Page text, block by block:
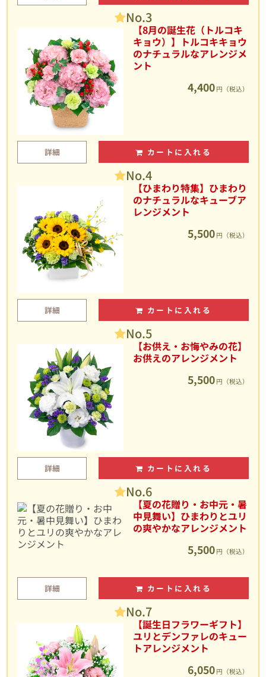
No.3
【8月の誕生花（トルコキ
キョウ）】トルコキキョウ
のナチュラルなアレンジメ
ント
4,400 円（税込）
詳細 カートに入れる
No.4
【ひまわり特集】ひまわり
のナチュラルなキューブア
レンジメント
5,500 円（税込）
詳細 カートに入れる
No.5
【お供え・お悔やみの花】
お供えのアレンジメント
5,500 円（税込）
詳細 カートに入れる
No.6
【夏の花贈り・お中元・暑
中見舞い】ひまわりとユリ
の爽やかなアレンジメント
5,500 円（税込）
詳細 カートに入れる
No.7
【誕生日フラワーギフト】
ユリとデンファレのキュー
トアレンジメント
6,050 円（税込）